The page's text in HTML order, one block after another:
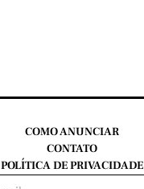
COMO ANUNCIAR
CONTATO
POLÍTICA DE PRIVACIDADE